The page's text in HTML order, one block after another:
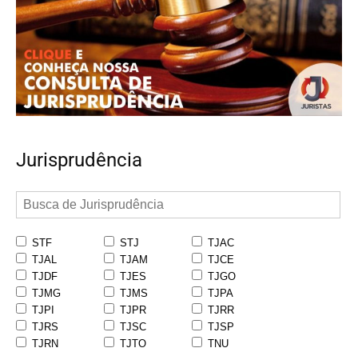
Jurisprudência
STF STJ
TJAC
TJAL
TJAM
TJCE
TJDF
TJES
TJGO
TJMG
TJMS
TJPA
TJPI
TJPR
TJRR
TJRS
TJSC
TJSP
TJRN
TJTO
TNU